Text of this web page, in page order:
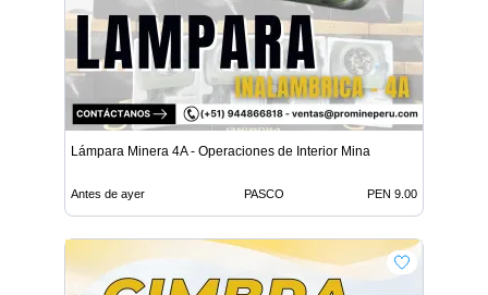
Lámpara Minera 4A - Operaciones de Interior Mina
Antes de ayer PASCO PEN 9.00